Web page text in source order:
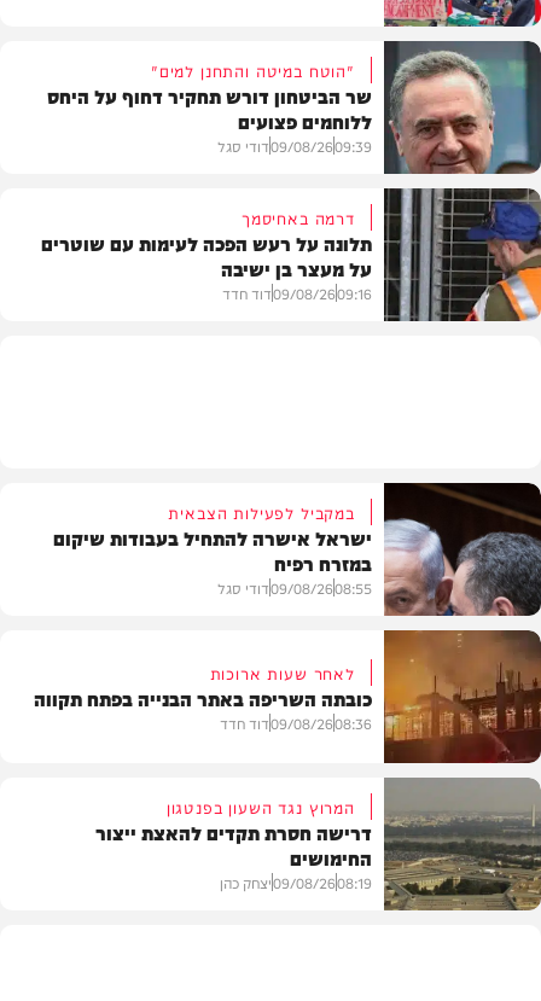
חדשות
חדשות
"הוטח במיטה והתחנן למים"
שר הביטחון דורש תחקיר דחוף על היחס
ללוחמים פצועים
09:39
09/08/26דודי סגל
דרמה באחיסמך
תלונה על רעש הפכה לעימות עם שוטרים
על מעצר בן ישיבה
09:16
09/08/26דוד חדד
חדשות
במקביל לפעילות הצבאית
ישראל אישרה להתחיל בעבודות שיקום
במזרח רפיח
08:55
09/08/26דודי סגל
חדשות
לאחר שעות ארוכות
כובתה השריפה באתר הבנייה בפתח תקווה
08:36
09/08/26דוד חדד
המרוץ נגד השעון בפנטגון
דרישה חסרת תקדים להאצת ייצור
החימושים
08:19
09/08/26יצחק כהן